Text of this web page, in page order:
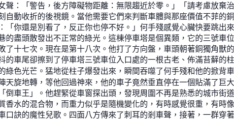
聲：「警告，後方障礙物距離：無限趨近於零。」「請考慮放
自動收折的後視鏡。當他需要它們來判斷車體與那座價值不菲
「你還是別看了，反正你也停不好。」何手殘感覺心臟快要跳
的盡頭散發出不正常的綠光。這棟停車塔是個異類，它的三號
了十七次。現在是第十八次。他打了方向盤，車頭朝著銅獨角
的車尾卻擦到了停車塔三號車位入口處的一根古老、佈滿苔蘚的
綠色光芒。猛地從柱子爆發出來，瞬間吞噬了何手殘和他的掀背
天旋地轉，等他回過神來，他的車子竟然垂直停在一個貼滿了
倒車王」。他趕緊從車窗探出頭，發現周圍不再是熟悉的城市
香水的混合物，而重力似乎是隨機變化的，有時感覺很重，有
口訣的魔性兒歌。四面八方傳來了刺耳的剎車聲，接著，一群